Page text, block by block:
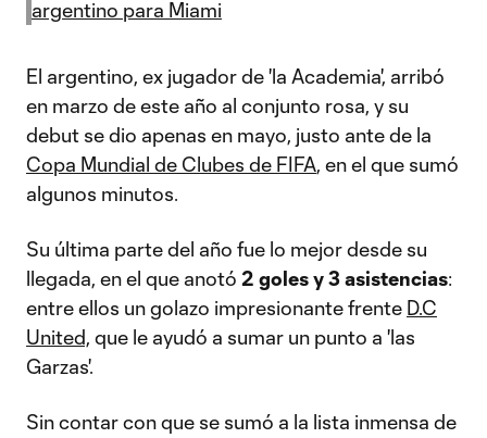
argentino para Miami
El argentino, ex jugador de 'la Academia', arribó
en marzo de este año al conjunto rosa, y su
debut se dio apenas en mayo, justo ante de la
Copa Mundial de Clubes de FIFA, en el que sumó
algunos minutos.
Su última parte del año fue lo mejor desde su
llegada, en el que anotó 2 goles y 3 asistencias:
entre ellos un golazo impresionante frente D.C
United, que le ayudó a sumar un punto a 'las
Garzas'.
Sin contar con que se sumó a la lista inmensa de